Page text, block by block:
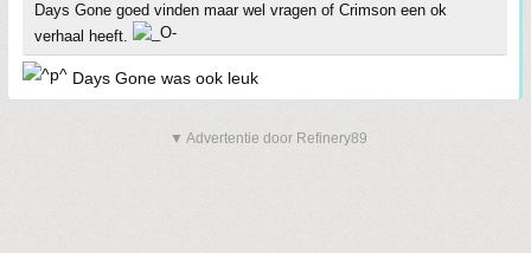
Days Gone goed vinden maar wel vragen of Crimson een ok
verhaal heeft.
Days Gone was ook leuk
▼ Advertentie door Refinery89